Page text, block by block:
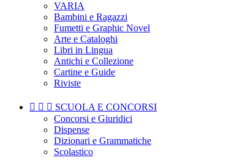
VARIA
Bambini e Ragazzi
Fumetti e Graphic Novel
Arte e Cataloghi
Libri in Lingua
Antichi e Collezione
Cartine e Guide
Riviste
   SCUOLA E CONCORSI
Concorsi e Giuridici
Dispense
Dizionari e Grammatiche
Scolastico